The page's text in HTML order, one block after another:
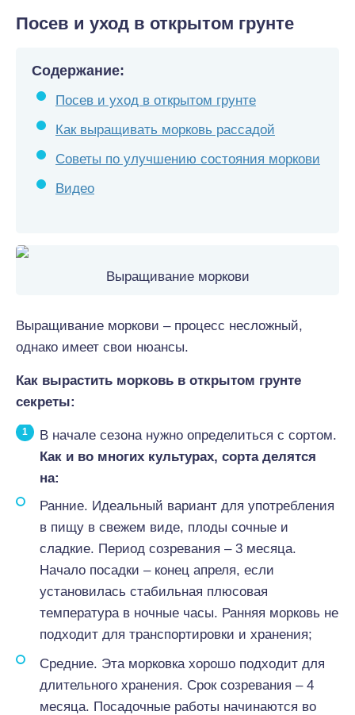
Посев и уход в открытом грунте
Содержание:
Посев и уход в открытом грунте
Как выращивать морковь рассадой
Советы по улучшению состояния моркови
Видео
Выращивание моркови
Выращивание моркови – процесс несложный,
однако имеет свои нюансы.
Как вырастить морковь в открытом грунте
секреты:
В начале сезона нужно определиться с сортом.
Как и во многих культурах, сорта делятся
на:
Ранние. Идеальный вариант для употребления
в пищу в свежем виде, плоды сочные и
сладкие. Период созревания – 3 месяца.
Начало посадки – конец апреля, если
установилась стабильная плюсовая
температура в ночные часы. Ранняя морковь не
подходит для транспортировки и хранения;
Средние. Эта морковка хорошо подходит для
длительного хранения. Срок созревания – 4
месяца. Посадочные работы начинаются во